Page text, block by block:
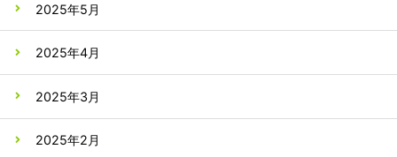
2025年5月
2025年4月
2025年3月
2025年2月